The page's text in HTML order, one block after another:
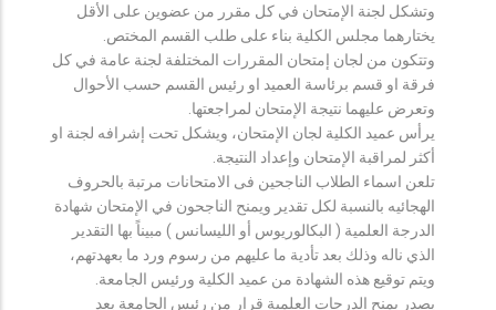
وتشكل لجنة الإمتحان في كل مقرر من عضوين على الأقل
يختارهما مجلس الكلية بناء على طلب القسم المختص.
وتتكون من لجان إمتحان المقررات المختلفة لجنة عامة في كل
فرقة او قسم برئاسة العميد او رئيس القسم حسب الأحوال
وتعرض عليهما نتيجة الإمتحان لمراجعتها.
يرأس عميد الكلية لجان الإمتحان، ويشكل تحت إشرافه لجنة او
أكثر لمراقبة الإمتحان وإعداد النتيجة.
تلعن اسماء الطلاب الناجحين فى الامتحانات مرتبة بالحروف
الهجائيه بالنسبة لكل تقدير ويمنح الناجحون في الإمتحان شهادة
الدرجة العلمية ( البكالوريوس أو الليسانس ) مبيناً بها التقدير
الذي ناله وذلك بعد تأدية ما عليهم من رسوم ورد ما بعهدتهم،
ويتم توقيع هذه الشهادة من عميد الكلية ورئيس الجامعة.
يصدر بمنح الدرجات العلمية قرار من رئيس الجامعة بعد